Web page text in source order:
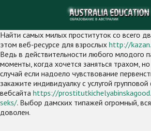
Найти самых милых проституток со всего
этом веб-ресурсе для взрослых http://
Ведь в действительности любого млодого
моменты, когда хочется заняться трахом,
случай если надоело чувствование
закажите индивидуалку с услугой групповой
вебсайта https://
seks/. Выбор дамских типажей огромный,
доволен.